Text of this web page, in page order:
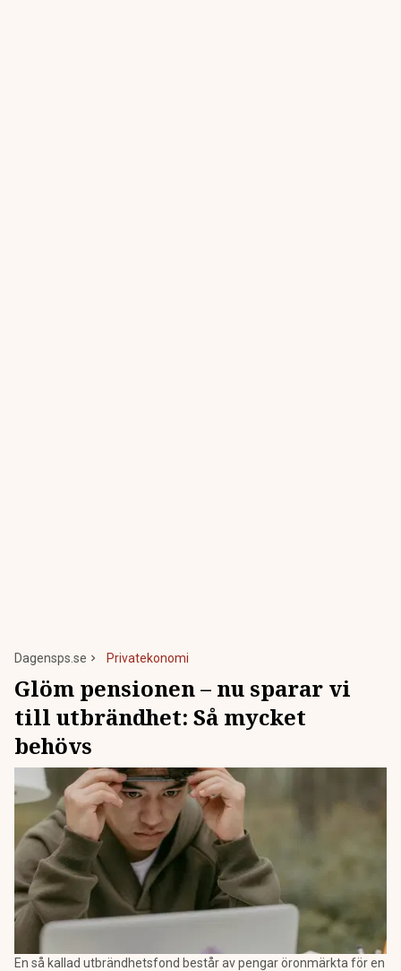
Dagensps.se Privatekonomi
Glöm pensionen – nu sparar vi
till utbrändhet: Så mycket
behövs
En så kallad utbrändhetsfond består av pengar öronmärkta för en